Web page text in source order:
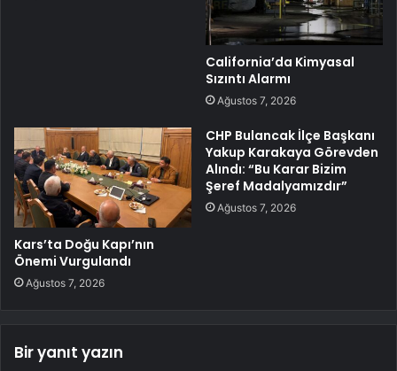
California’da Kimyasal
Sızıntı Alarmı
Ağustos 7, 2026
Kars’ta Doğu Kapı’nın
Önemi Vurgulandı
Ağustos 7, 2026
CHP Bulancak İlçe Başkanı
Yakup Karakaya Görevden
Alındı: “Bu Karar Bizim
Şeref Madalyamızdır”
Ağustos 7, 2026
Bir yanıt yazın